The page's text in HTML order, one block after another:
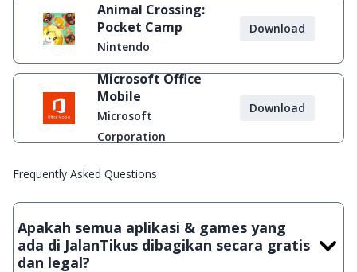
Animal Crossing:
Pocket Camp
Nintendo
Download
Microsoft Office
Mobile
Microsoft
Corporation
Download
Frequently Asked Questions
Apakah semua aplikasi & games yang
ada di JalanTikus dibagikan secara gratis
dan legal?